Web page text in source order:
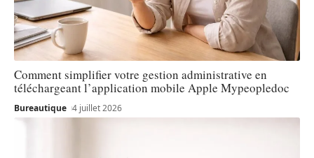
Comment simplifier votre gestion administrative en
téléchargeant l’application mobile Apple Mypeopledoc
Bureautique 4 juillet 2026